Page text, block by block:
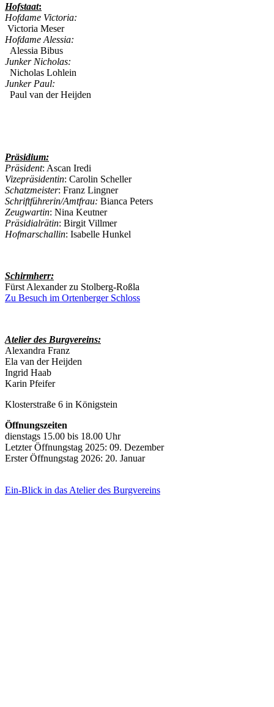
Hofstaat:
Hofdame Victoria:
Victoria Meser
Hofdame Alessia:
Alessia Bibus
Junker Nicholas:
Nicholas Lohlein
Junker Paul:
Paul van der Heijden
Präsidium:
Präsident: Ascan Iredi
Vizepräsidentin: Carolin Scheller
Schatzmeister: Franz Lingner
Schriftführerin/Amtfrau: Bianca Peters
Zeugwartin: Nina Keutner
Präsidialrätin: Birgit Villmer
Hofmarschallin: Isabelle Hunkel
Schirmherr:
Fürst Alexander zu Stolberg-Roßla
Zu Besuch im Ortenberger Schloss
Atelier des Burgvereins:
Alexandra Franz
Ela van der Heijden
Ingrid Haab
Karin Pfeifer
Klosterstraße 6 in Königstein
Öffnungszeiten
dienstags 15.00 bis 18.00 Uhr
Letzter Öffnungstag 2025: 09. Dezember
Erster Öffnungstag 2026: 20. Januar
Ein-Blick in das Atelier des Burgvereins